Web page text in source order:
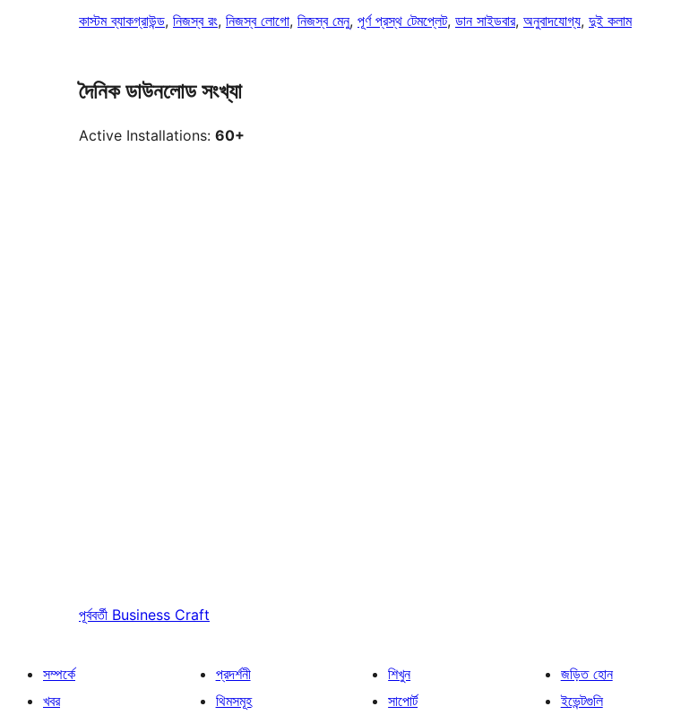
কাস্টম ব্যাকগ্রাউন্ড, নিজস্ব রং, নিজস্ব লোগো, নিজস্ব মেনু, পূর্ণ প্রস্থ টেমপ্লেট, ডান সাইডবার, অনুবাদযোগ্য, দুই কলাম
দৈনিক ডাউনলোড সংখ্যা
Active Installations: 60+
পূর্ববর্তী Business Craft
সম্পর্কে
খবর
প্রদর্শনী
থিমসমূহ
শিখুন
সাপোর্ট
জড়িত হোন
ইভেন্টগুলি